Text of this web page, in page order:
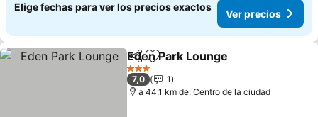
Elige fechas para ver los precios exactos
Ver precios
CompartirAgregar a favoritos
Eden Park Lounge
3 Estrellas
7,0
1
a 44.1 km de: Centro de la ciudad